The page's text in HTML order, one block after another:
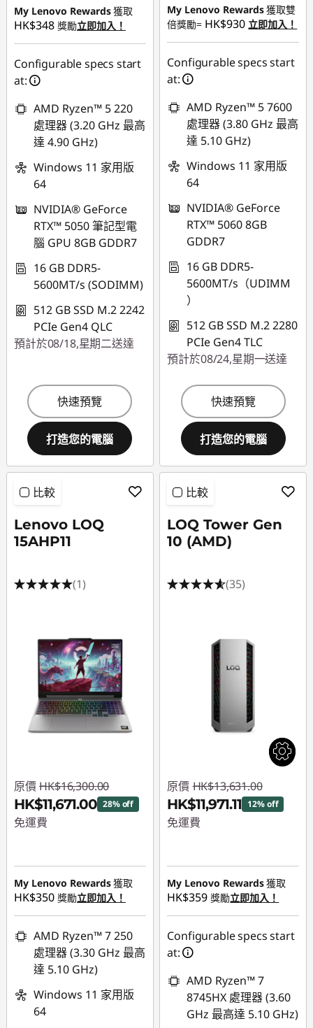
My Lenovo Rewards獲取
HK$348 獎勵立即加入！
Configurable specs start
at:
AMD Ryzen™ 5 220
處理器 (3.20 GHz 最高
達 4.90 GHz)
Windows 11 家用版
64
NVIDIA® GeForce
RTX™ 5050 筆記型電
腦 GPU 8GB GDDR7
16 GB DDR5-
5600MT/s (SODIMM)
512 GB SSD M.2 2242
PCIe Gen4 QLC
預計於08/18,星期二送達
快速預覽
打造您的電腦
My Lenovo Rewards獲取雙
倍獎勵= HK$930 立即加入！
Configurable specs start
at:
AMD Ryzen™ 5 7600
處理器 (3.80 GHz 最高
達 5.10 GHz)
Windows 11 家用版
64
NVIDIA® GeForce
RTX™ 5060 8GB
GDDR7
16 GB DDR5-
5600MT/s（UDIMM
）
512 GB SSD M.2 2280
PCIe Gen4 TLC
預計於08/24,星期一送達
快速預覽
打造您的電腦
比較
Lenovo LOQ
15AHP11
(1)
原價 HK$16,300.00
HK$11,671.00 28% off
免運費
My Lenovo Rewards獲取
HK$350 獎勵立即加入！
AMD Ryzen™ 7 250
處理器 (3.30 GHz 最高
達 5.10 GHz)
Windows 11 家用版
64
比較
LOQ Tower Gen
10 (AMD)
(35)
原價 HK$13,631.00
HK$11,971.11 12% off
免運費
My Lenovo Rewards獲取
HK$359 獎勵立即加入！
Configurable specs start
at:
AMD Ryzen™ 7
8745HX 處理器 (3.60
GHz 最高達 5.10 GHz)